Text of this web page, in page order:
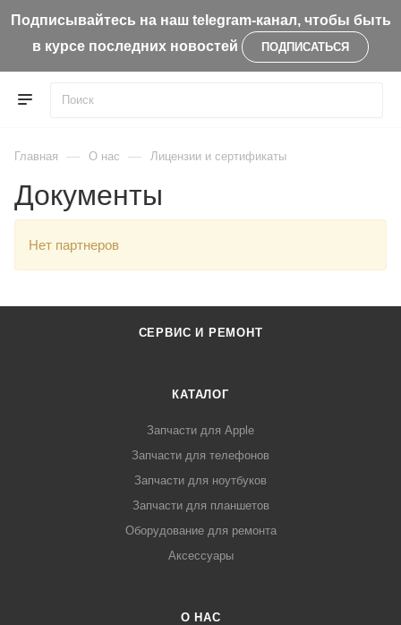
Подписывайтесь на наш telegram-канал, чтобы быть
в курсе последних новостей
ПОДПИСАТЬСЯ
Главная — О нас — Лицензии и сертификаты
Документы
Нет партнеров
СЕРВИС И РЕМОНТ
КАТАЛОГ
Запчасти для Apple
Запчасти для телефонов
Запчасти для ноутбуков
Запчасти для планшетов
Оборудование для ремонта
Аксессуары
О НАС